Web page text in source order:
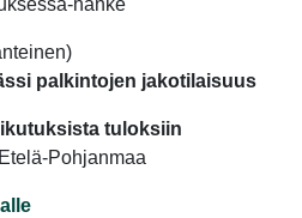
hanke
palkintojen jakotilaisuus
tuloksiin
Pohjanmaa